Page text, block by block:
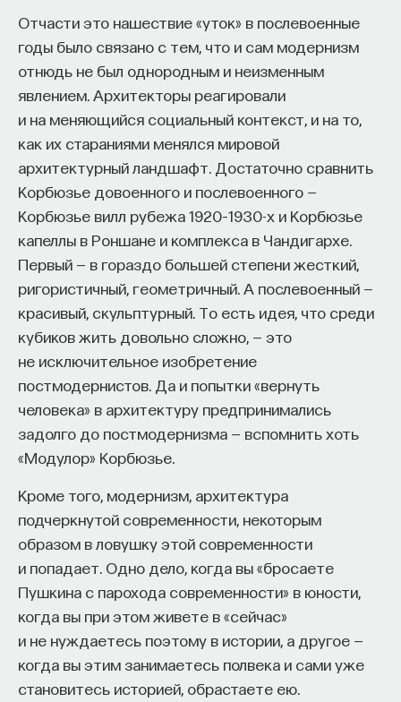
Отчасти это нашествие «уток» в послевоенные
годы было связано с тем, что и сам модернизм
отнюдь не был однородным и неизменным
явлением. Архитекторы реагировали
и на меняющийся социальный контекст, и на то,
как их стараниями менялся мировой
архитектурный ландшафт. Достаточно сравнить
Корбюзье довоенного и послевоенного —
Корбюзье вилл рубежа 1920–1930-х и Корбюзье
капеллы в Роншане и комплекса в Чандигархе.
Первый — в гораздо большей степени жесткий,
ригористичный, геометричный. А послевоенный —
красивый, скульптурный. То есть идея, что среди
кубиков жить довольно сложно, — это
не исключительное изобретение
постмодернистов. Да и попытки «вернуть
человека» в архитектуру предпринимались
задолго до постмодернизма — вспомнить хоть
«Модулор» Корбюзье.
Кроме того, модернизм, архитектура
подчеркнутой современности, некоторым
образом в ловушку этой современности
и попадает. Одно дело, когда вы «бросаете
Пушкина с парохода современности» в юности,
когда вы при этом живете в «сейчас»
и не нуждаетесь поэтому в истории, а другое —
когда вы этим занимаетесь полвека и сами уже
становитесь историей, обрастаете ею.